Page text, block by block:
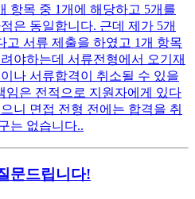
항목 중 1개에 해당하고 5개를
은 동일합니다. 근데 제가 5개
고 서류 제출을 하였고 1개 항목
야하는데 서류전형에서 오기재
나 서류합격이 취소될 수 있을
임은 전적으로 지원자에게 있다
니 면접 전형 전에는 합격을 취
는 없습니다..
문드립니다!